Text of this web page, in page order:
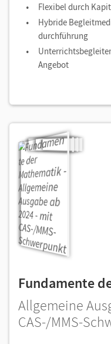
Flexibel durch
Hybride
durchführung
Angebot
Fundamente
Allgemeine
CAS-/MMS-